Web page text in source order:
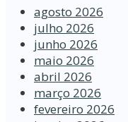
agosto 2026
julho 2026
junho 2026
maio 2026
abril 2026
março 2026
fevereiro 2026